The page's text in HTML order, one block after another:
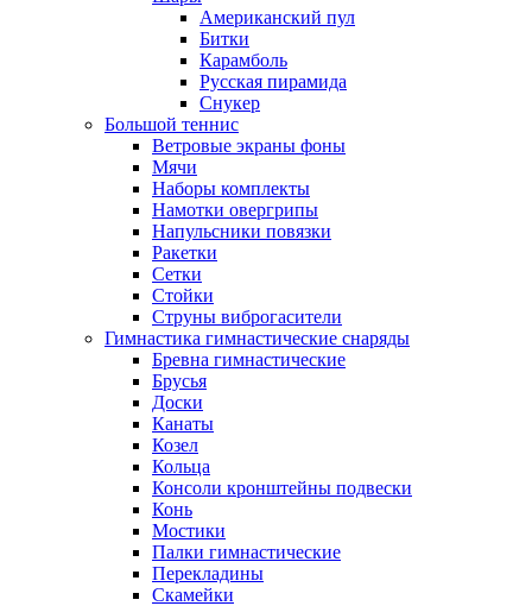
Американский пул
Битки
Карамболь
Русская пирамида
Снукер
Большой теннис
Ветровые экраны фоны
Мячи
Наборы комплекты
Намотки овергрипы
Напульсники повязки
Ракетки
Сетки
Стойки
Струны виброгасители
Гимнастика гимнастические снаряды
Бревна гимнастические
Брусья
Доски
Канаты
Козел
Кольца
Консоли кронштейны подвески
Конь
Мостики
Палки гимнастические
Перекладины
Скамейки